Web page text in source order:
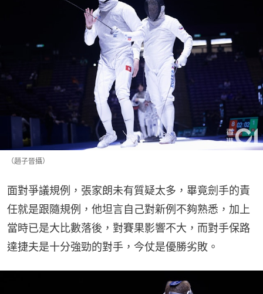
（趙子晉攝）
面對爭議規例，張家朗未有質疑太多，畢竟劍手的責
任就是跟隨規例，他坦言自己對新例不夠熟悉，加上
當時已是大比數落後，對賽果影響不大，而對手保路
達捷夫是十分強勁的對手，今仗是優勝劣敗。